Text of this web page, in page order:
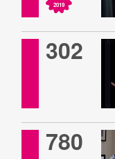
2019
302
780